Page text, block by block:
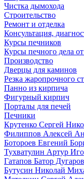
Чистка дымохода
Строительство
Ремонт и отделка
Консультация,
Курсы печников
Курсы печного дела
Производство
Дверцы для каминов
Резка жаропрочного
Панно из кирпича
Фигурный кирпич
Порталы для печей
Печники
Крутенко Сергей
Филиппов Алексей
Ботороев Евгений
Тухватулин Артур
Гатапов Батор
Бутусин Николай